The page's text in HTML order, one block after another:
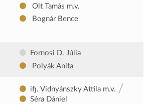
Olt Tamás m.v.
Bognár Bence
Fornosi D. Júlia
Polyák Anita
ifj. Vidnyánszky Attila m.v. /
Séra Dániel